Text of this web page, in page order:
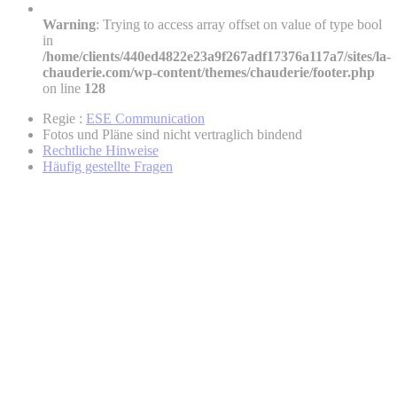
Warning: Trying to access array offset on value of type bool
in
/home/clients/440ed4822e23a9f267adf17376a117a7/sites/la-
chauderie.com/wp-content/themes/chauderie/footer.php
on line 128
Regie : ESE Communication
Fotos und Pläne sind nicht vertraglich bindend
Rechtliche Hinweise
Häufig gestellte Fragen